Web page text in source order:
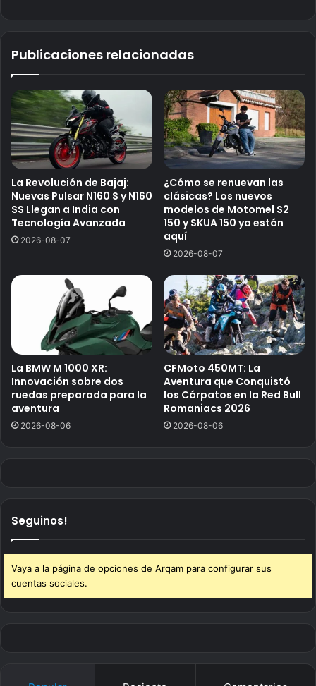
Publicaciones relacionadas
La Revolución de Bajaj:
Nuevas Pulsar N160 S y N160
SS Llegan a India con
Tecnología Avanzada
2026-08-07
¿Cómo se renuevan las
clásicas? Los nuevos
modelos de Motomel S2
150 y SKUA 150 ya están
aquí
2026-08-07
La BMW M 1000 XR:
Innovación sobre dos
ruedas preparada para la
aventura
2026-08-06
CFMoto 450MT: La
Aventura que Conquistó
los Cárpatos en la Red Bull
Romaniacs 2026
2026-08-06
Seguinos!
Vaya a la página de opciones de Arqam para configurar sus
cuentas sociales.